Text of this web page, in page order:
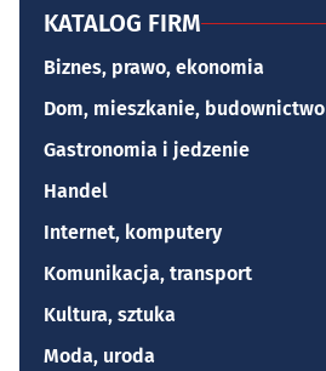
KATALOG FIRM
Biznes, prawo, ekonomia
Dom, mieszkanie, budownictwo
Gastronomia i jedzenie
Handel
Internet, komputery
Komunikacja, transport
Kultura, sztuka
Moda, uroda